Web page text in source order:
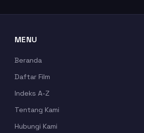
MENU
Beranda
Daftar Film
Indeks A-Z
Tentang Kami
Hubungi Kami